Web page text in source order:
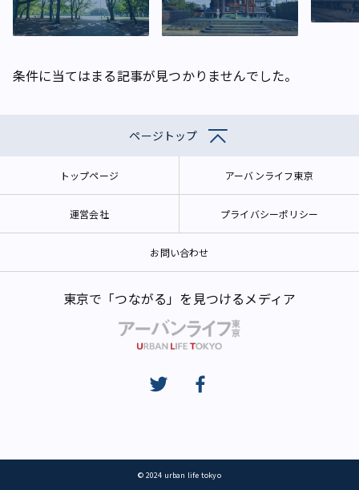
条件に当てはまる記事が見つかりませんでした。
ページトップ
トップページ アーバンライフ東京
運営会社 プライバシーポリシー
お問い合わせ
東京で「つながる」を見つけるメディア
© 2024 urban life tokyo